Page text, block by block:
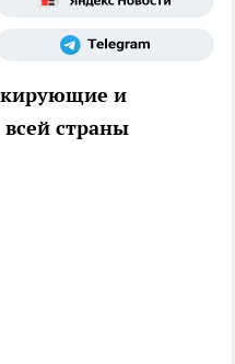
и
страны